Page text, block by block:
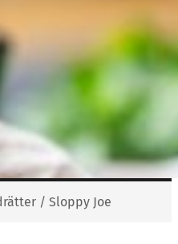
/ Sloppy Joe